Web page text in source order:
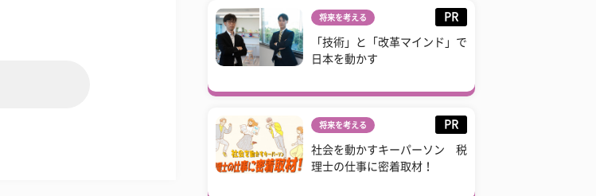
将来を考える PR
「技術」と「改革マインド」で
日本を動かす
将来を考える PR
社会を動かすキーパーソン 税
理士の仕事に密着取材！